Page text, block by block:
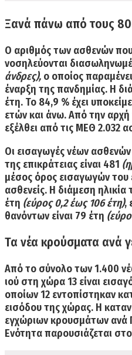
Ξανά πάνω από τους
Ο αριθμός των ασθενών
νοσηλεύονται
άνδρες), ο οποίος
έναρξη της πανδημίας. Η
έτη. Το 84,9 % έχει
ετών και άνω. Από την αρχή
εξέλθει από τις ΜΕΘ 2.032
Οι εισαγωγές νέων
της επικράτειας είναι 481
μέσος όρος εισαγωγών του
ασθενείς. Η διάμεση
έτη (εύρος 0,2 έως 106 έτη),
θανόντων είναι 79 έτη
Τα νέα κρούσματα ανά
Από το σύνολο των1.400
ιού στη χώρα13 είναι
οποίων 12 εντοπίστηκαν
εισόδου της χώρας. Η
εγχώριων κρουσμάτων ανά
Ενότητα παρουσιάζεται